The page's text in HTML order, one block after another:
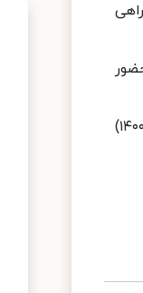
او پس از پایان دوره هشت‌ساله دولتش در سال ۱۳۹۲ در انتخابات ریاست‌جمهوری دوره‌های دوازدهم (۱۳۹۶) و سیزدهم (۱۴۰۰)